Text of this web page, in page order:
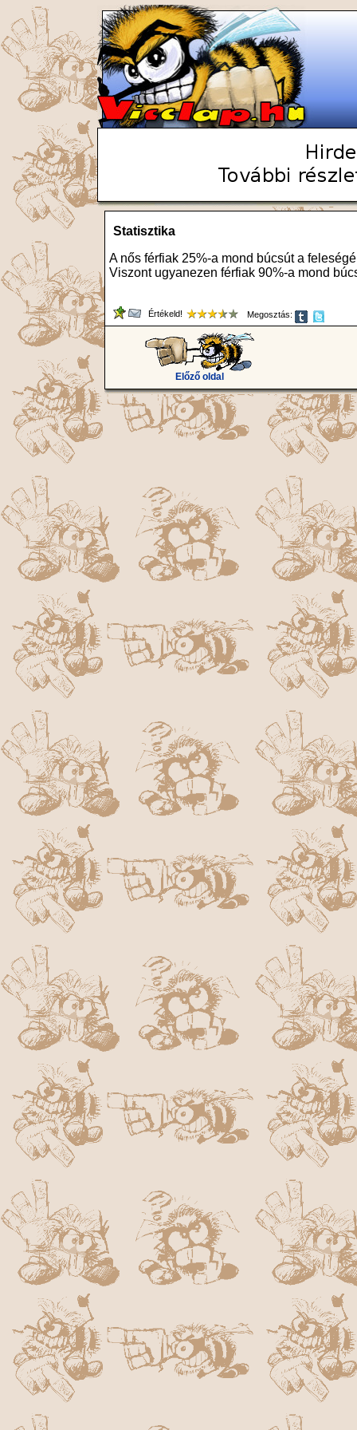
Statisztika
A nős férfiak 25%-a mond búcsút a
Viszont ugyanezen férfiak 90%-a mond
Értékeld! Megosztás:
Előző oldal